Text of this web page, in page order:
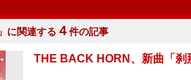
」に関連する ４件の記事
THE BACK HORN、新曲「刹